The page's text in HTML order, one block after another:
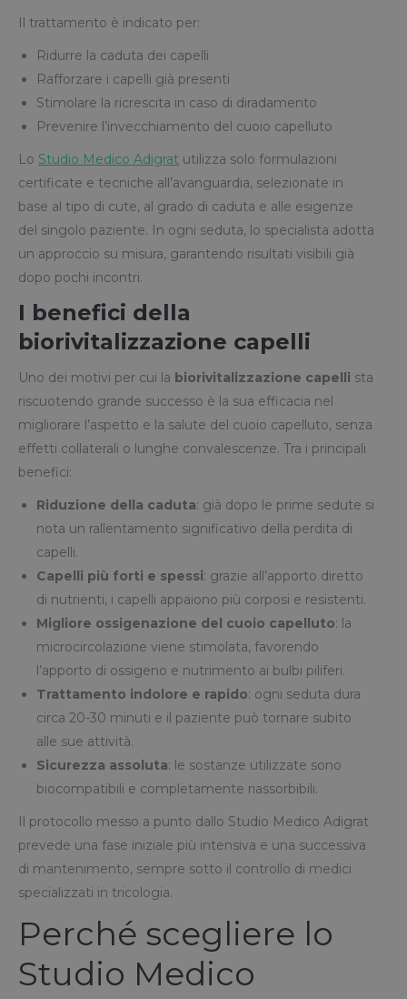
Il trattamento è indicato per:
Ridurre la caduta dei capelli
Rafforzare i capelli già presenti
Stimolare la ricrescita in caso di diradamento
Prevenire l’invecchiamento del cuoio capelluto
Lo Studio Medico Adigrat utilizza solo formulazioni
certificate e tecniche all’avanguardia, selezionate in
base al tipo di cute, al grado di caduta e alle esigenze
del singolo paziente. In ogni seduta, lo specialista adotta
un approccio su misura, garantendo risultati visibili già
dopo pochi incontri.
I benefici della
biorivitalizzazione capelli
Uno dei motivi per cui la biorivitalizzazione capelli sta
riscuotendo grande successo è la sua efficacia nel
migliorare l’aspetto e la salute del cuoio capelluto, senza
effetti collaterali o lunghe convalescenze. Tra i principali
benefici:
Riduzione della caduta: già dopo le prime sedute si
nota un rallentamento significativo della perdita di
capelli.
Capelli più forti e spessi: grazie all’apporto diretto
di nutrienti, i capelli appaiono più corposi e resistenti.
Migliore ossigenazione del cuoio capelluto: la
microcircolazione viene stimolata, favorendo
l’apporto di ossigeno e nutrimento ai bulbi piliferi.
Trattamento indolore e rapido: ogni seduta dura
circa 20-30 minuti e il paziente può tornare subito
alle sue attività.
Sicurezza assoluta: le sostanze utilizzate sono
biocompatibili e completamente riassorbibili.
Il protocollo messo a punto dallo Studio Medico Adigrat
prevede una fase iniziale più intensiva e una successiva
di mantenimento, sempre sotto il controllo di medici
specializzati in tricologia.
Perché scegliere lo
Studio Medico